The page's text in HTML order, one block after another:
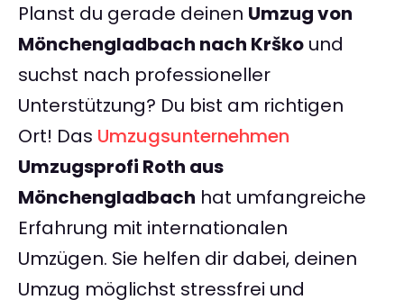
Planst du gerade deinen Umzug von
Mönchengladbach nach Krško und
suchst nach professioneller
Unterstützung? Du bist am richtigen
Ort! Das Umzugsunternehmen
Umzugsprofi Roth aus
Mönchengladbach hat umfangreiche
Erfahrung mit internationalen
Umzügen. Sie helfen dir dabei, deinen
Umzug möglichst stressfrei und